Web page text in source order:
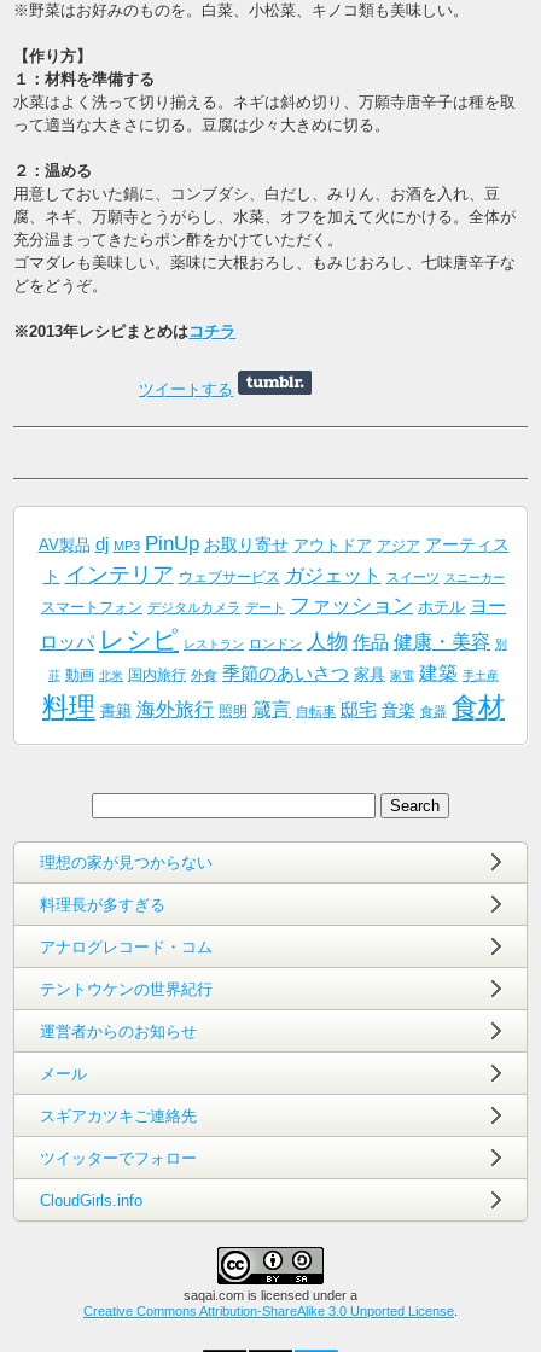
※野菜はお好みのものを。白菜、小松菜、キノコ類も美味しい。
【作り方】
１：材料を準備する
水菜はよく洗って切り揃える。ネギは斜め切り、万願寺唐辛子は種を取
って適当な大きさに切る。豆腐は少々大きめに切る。
２：温める
用意しておいた鍋に、コンブダシ、白だし、みりん、お酒を入れ、豆
腐、ネギ、万願寺とうがらし、水菜、オフを加えて火にかける。全体が
充分温まってきたらポン酢をかけていただく。
ゴマダレも美味しい。薬味に大根おろし、もみじおろし、七味唐辛子な
どをどうぞ。
※2013年レシピまとめはコチラ
ツイートする
AV製品 dj MP3 PinUp お取り寄せ アウトドア アジア アーティス
ト インテリア ウェブサービス ガジェット スイーツ スニーカー
スマートフォン デジタルカメラ デート ファッション ホテル ヨー
ロッパ レシピ レストラン ロンドン 人物 作品 健康・美容 別
荘 動画 北米 国内旅行 外食 季節のあいさつ 家具 家電 建築 手土産
料理 書籍 海外旅行 照明 箴言 自転車 邸宅 音楽 食器 食材
理想の家が見つからない
料理長が多すぎる
アナログレコード・コム
テントウケンの世界紀行
運営者からのお知らせ
メール
スギアカツキご連絡先
ツイッターでフォロー
CloudGirls.info
saqai.com is licensed under a
Creative Commons Attribution-ShareAlike 3.0 Unported License